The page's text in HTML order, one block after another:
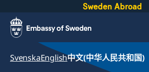
Sweden Abroad
SvenskaEnglish中文(中华人民共和国)